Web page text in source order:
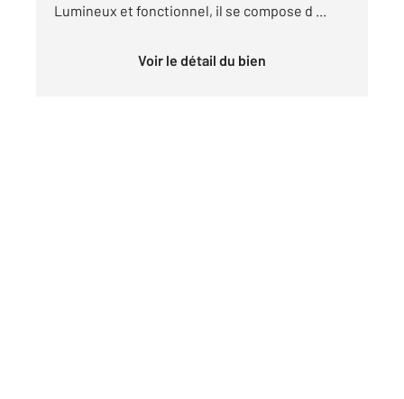
Lumineux et fonctionnel, il se compose d ...
Voir le détail du bien